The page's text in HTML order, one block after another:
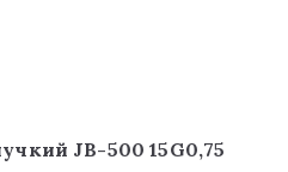
JB-500 15G0,75